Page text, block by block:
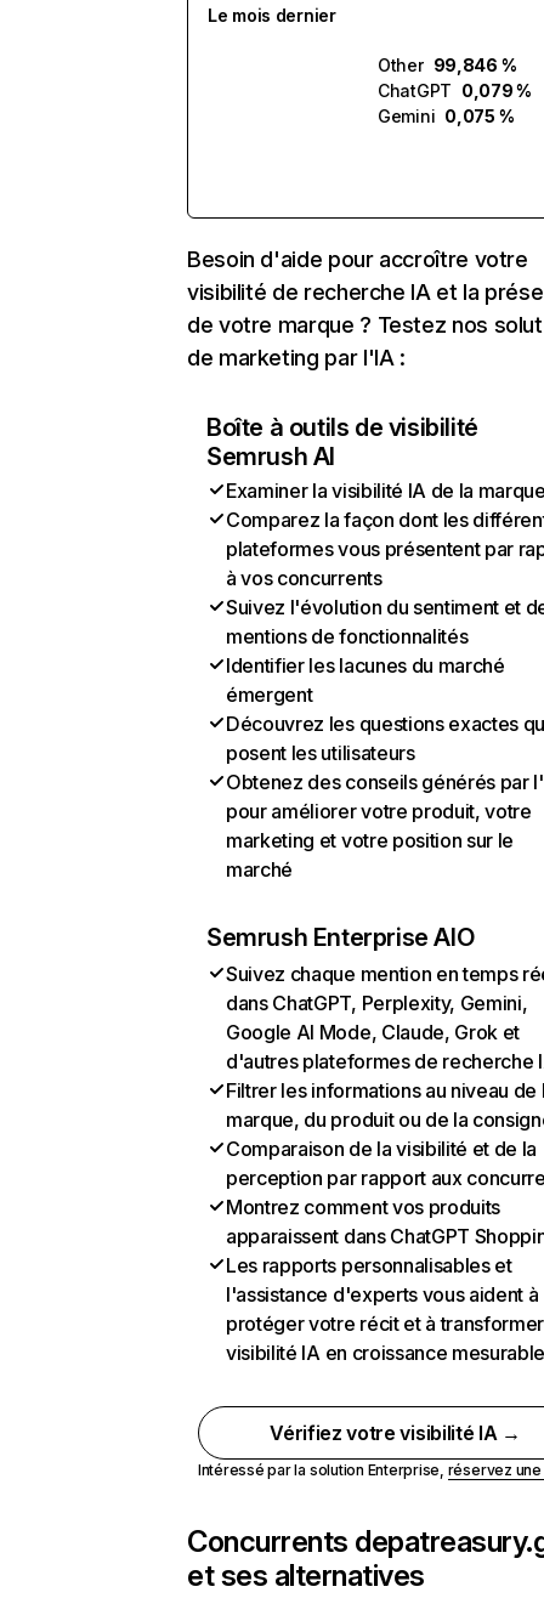
Le mois dernier
Other 99,846 %
ChatGPT 0,079 %
Gemini 0,075 %
Besoin d'aide pour accroître votre
visibilité de recherche IA et la
de votre marque ? Testez nos
de marketing par l'IA :
Boîte à outils de visibilité
Semrush AI
Examiner la visibilité IA de la
Comparez la façon dont les
plateformes vous présentent par
à vos concurrents
Suivez l'évolution du sentiment et
mentions de fonctionnalités
Identifier les lacunes du marché
émergent
Découvrez les questions exactes
posent les utilisateurs
Obtenez des conseils générés par
pour améliorer votre produit, votre
marketing et votre position sur le
marché
Semrush Enterprise AIO
Suivez chaque mention en temps
dans ChatGPT, Perplexity, Gemini,
Google AI Mode, Claude, Grok et
d'autres plateformes de recherche
Filtrer les informations au niveau de
marque, du produit ou de la
Comparaison de la visibilité et de la
perception par rapport aux
Montrez comment vos produits
apparaissent dans ChatGPT
Les rapports personnalisables et
l'assistance d'experts vous aident à
protéger votre récit et à
visibilité IA en croissance
Vérifiez votre visibilité IA →
Intéressé par la solution Enterprise, réservez
Concurrents de
et ses alternatives